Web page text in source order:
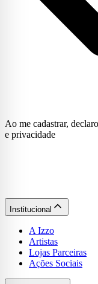
Ao me cadastrar,
e privacidade
Institucional
A Izzo
Artistas
Lojas Parceiras
Ações Sociais